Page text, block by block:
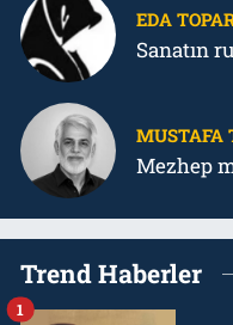
EDA
Sanatın
MUSTAFA
Mezhep
Trend Haberler
1